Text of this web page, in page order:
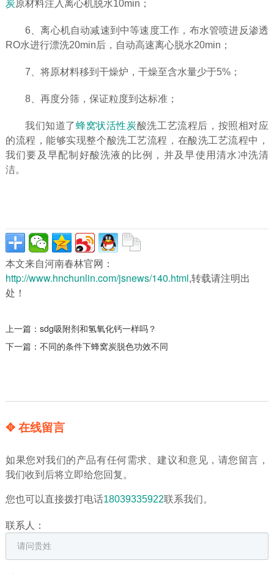
炭原材料注入离心机脱水10min；
6、离心机自动减速到中等速度工作，布水管喷进反渗透
RO水进行漂洗20min后，自动高速离心脱水20min；
7、将原材料移到干燥炉，干燥至含水量少于5%；
8、再度分筛，保证粒度到达标准；
我们知道了蜂窝状活性炭酸洗工艺流程后，按照相对应
的流程，能够实现整个酸洗工艺流程，在酸洗工艺流程中，
我们要及早配制好酸洗液的比例，并及早使用清水冲洗清
洁。
本文来自河南春林官网：
http://www.hnchunlin.com/jsnews/140.html,转载请注明出
处！
上一篇： sdg吸附剂和氢氧化钙一样吗？
下一篇： 不同的条件下蜂窝炭脱色功效不同
✥ 在线留言
如果您对我们的产品有任何需求、建议和意见，请您留言，
我们收到后将立即给您回复。
您也可以直接拨打电话18039335922联系我们。
联系人：